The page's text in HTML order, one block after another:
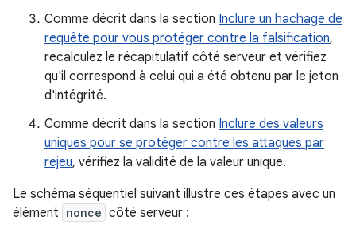
Comme décrit dans la section Inclure un hachage de
requête pour vous protéger contre la falsification,
recalculez le récapitulatif côté serveur et vérifiez
qu'il correspond à celui qui a été obtenu par le jeton
d'intégrité.
Comme décrit dans la section Inclure des valeurs
uniques pour se protéger contre les attaques par
rejeu, vérifiez la validité de la valeur unique.
Le schéma séquentiel suivant illustre ces étapes avec un
élément nonce côté serveur :